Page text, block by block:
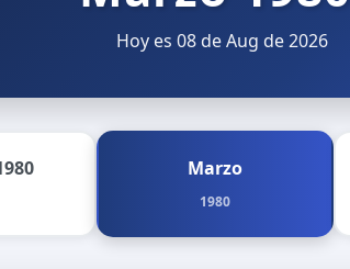
Hoy es 08 de Aug de 2026
Marzo
1980